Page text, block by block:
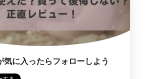
気に入ったらフォローしよう